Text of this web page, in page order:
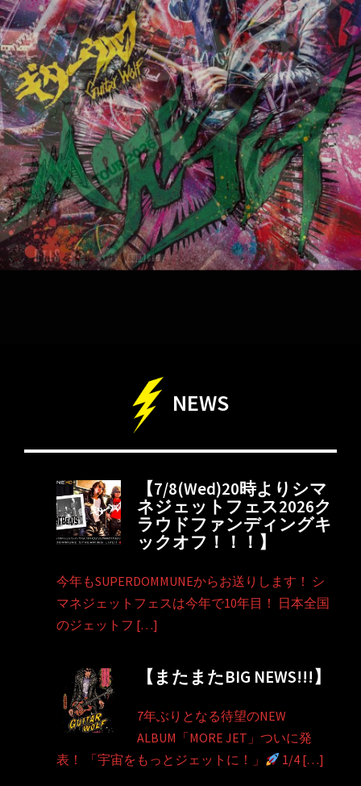
NEWS
【7/8(Wed)20時よりシマ
ネジェットフェス2026ク
ラウドファンディングキ
ックオフ！！！】
今年もSUPERDOMMUNEからお送りします！ シ
マネジェットフェスは今年で10年目！ 日本全国
のジェットフ […]
【またまたBIG NEWS!!!】
7年ぶりとなる待望のNEW
ALBUM「MORE JET」ついに発
表！ 「宇宙をもっとジェットに！」
1/4 […]